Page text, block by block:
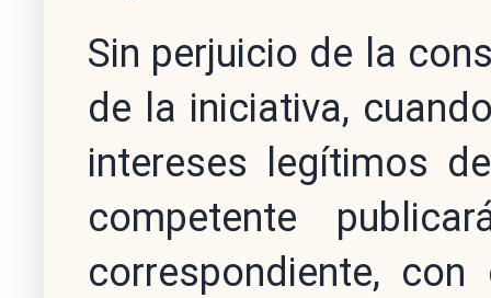
Sin perjuicio de la
de la iniciativa,
intereses legítimos
competente
correspondiente,